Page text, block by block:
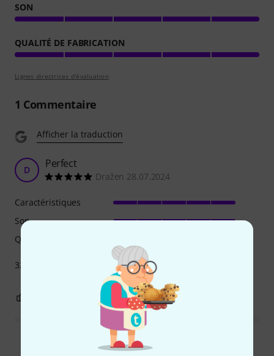
SON
QUALITÉ DE FABRICATION
Lignes directrices d'évaluation
1 Commentaire
Afficher la traduction
D Perfect
Dražen 28.07.2024
32 inputs and 32 outputs, works perfectly
Caractéristiques
Son
Qualité de fabrication
SIGNALER L'ÉVALUATION
Lire toutes les évaluations